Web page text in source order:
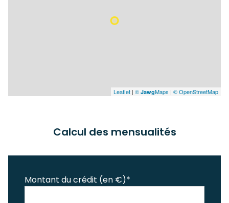
Leaflet | © JawgMaps | © OpenStreetMap
Calcul des mensualités
Montant du crédit (en €)*